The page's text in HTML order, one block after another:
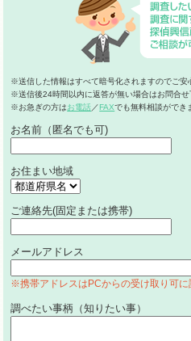
※送信した情報はすべて暗号化されますのでご安
※送信後24時間以内に返答が無い場合はお問合せ
※お急ぎの方はお電話 ／FAXでも無料相談ができ
お名前（匿名でも可)
お住まい地域
ご連絡先(固定または携帯)
メールアドレス
※携帯アドレスはPCからの受け取り可に
調べたい事柄（知りたい事）